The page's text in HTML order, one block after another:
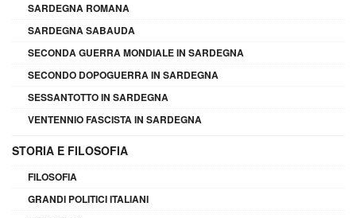
SARDEGNA ROMANA
SARDEGNA SABAUDA
SECONDA GUERRA MONDIALE IN SARDEGNA
SECONDO DOPOGUERRA IN SARDEGNA
SESSANTOTTO IN SARDEGNA
VENTENNIO FASCISTA IN SARDEGNA
STORIA E FILOSOFIA
FILOSOFIA
GRANDI POLITICI ITALIANI